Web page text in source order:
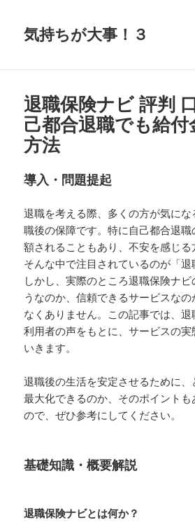
気持ちが大事！３
退職保険ナビ 評判
己都合退職でも給
方法
導入・問題提起
退職を考える際、多くの方が気に
職後の保障です。特に自己都合退
額されることもあり、不安を感じる
そんな中で注目されているのが「退
しかし、実際のところ退職保険ナ
うなのか、信頼できるサービスな
なくありません。この記事では、
利用者の声をもとに、サービスの
いきます。
退職後の生活を安定させるために
最大化できるのか、そのポイント
ので、ぜひ参考にしてください。
基礎知識・概要解説
退職保険ナビとは何か？